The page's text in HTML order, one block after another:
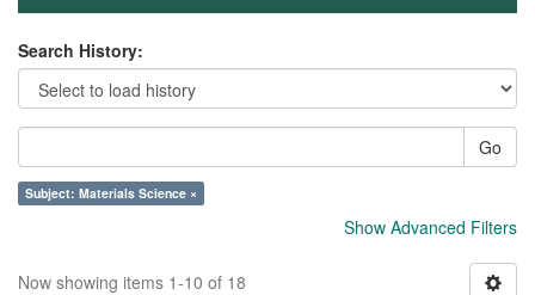
Search History:
Go
Subject: Materials Science ×
Show Advanced Filters
Now showing items 1-10 of 18